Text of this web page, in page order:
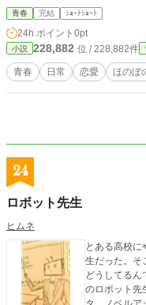
青春 完結 ｼｮｰﾄｼｮｰﾄ
24h.ポイント 0pt
小説 228,882 位 / 228,882件
青春 日常 恋愛 ほのぼ
24
ロボット先生
ヒムネ
とある高校
生だった。そ
どうしてる
のロボット先生